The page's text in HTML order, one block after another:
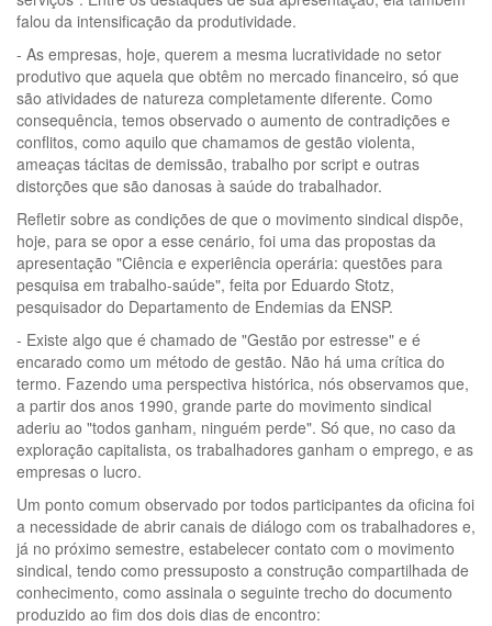
falou da intensificação da produtividade.
- As empresas, hoje, querem a mesma lucratividade no setor
produtivo que aquela que obtêm no mercado financeiro, só que
são atividades de natureza completamente diferente. Como
consequência, temos observado o aumento de contradições e
conflitos, como aquilo que chamamos de gestão violenta,
ameaças tácitas de demissão, trabalho por script e outras
distorções que são danosas à saúde do trabalhador.
Refletir sobre as condições de que o movimento sindical dispõe,
hoje, para se opor a esse cenário, foi uma das propostas da
apresentação "Ciência e experiência operária: questões para
pesquisa em trabalho-saúde", feita por Eduardo Stotz,
pesquisador do Departamento de Endemias da ENSP.
- Existe algo que é chamado de "Gestão por estresse" e é
encarado como um método de gestão. Não há uma crítica do
termo. Fazendo uma perspectiva histórica, nós observamos que,
a partir dos anos 1990, grande parte do movimento sindical
aderiu ao "todos ganham, ninguém perde". Só que, no caso da
exploração capitalista, os trabalhadores ganham o emprego, e as
empresas o lucro.
Um ponto comum observado por todos participantes da oficina foi
a necessidade de abrir canais de diálogo com os trabalhadores e,
já no próximo semestre, estabelecer contato com o movimento
sindical, tendo como pressuposto a construção compartilhada de
conhecimento, como assinala o seguinte trecho do documento
produzido ao fim dos dois dias de encontro: